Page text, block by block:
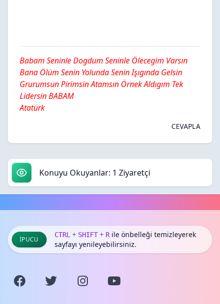
Babam Seninle Dogdum Seninle Ölecegim Varsın
Bana Ölüm Senin Yolunda Senin Işıgında Gelsin
Grurumsun Pirimsin Atamsın Örnek Aldıgım Tek
Lidersin BABAM
Atatürk
CEVAPLA
Konuyu Okuyanlar: 1 Ziyaretçi
İPUCU
CTRL + SHIFT + Rile önbelleği temizleyerek
sayfayı yenileyebilirsiniz.